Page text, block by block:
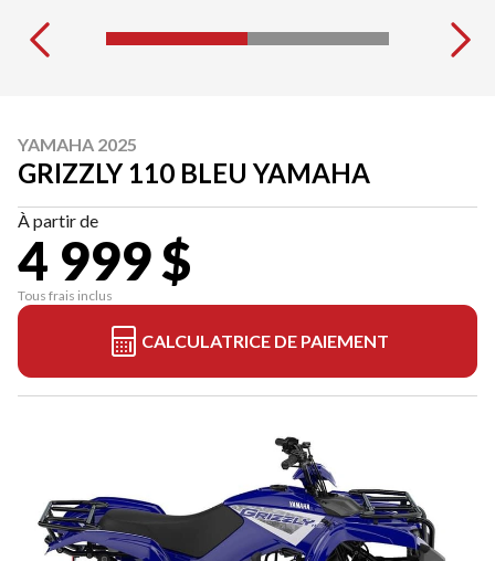
YAMAHA 2025
GRIZZLY 110 BLEU YAMAHA
À partir de
4 999 $
Tous frais inclus
CALCULATRICE DE PAIEMENT